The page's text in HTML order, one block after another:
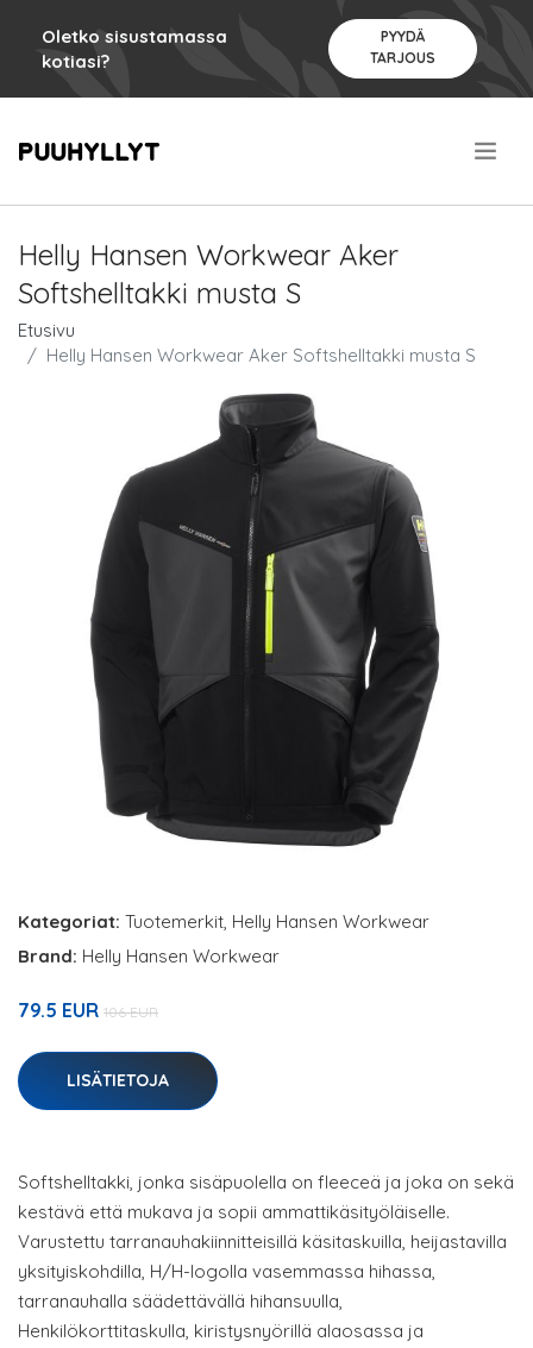
Oletko sisustamassa
kotiasi?
PYYDÄ
TARJOUS
Helly Hansen Workwear Aker
Softshelltakki musta S
Etusivu
Helly Hansen Workwear Aker Softshelltakki musta S
Kategoriat: Tuotemerkit, Helly Hansen Workwear
Brand: Helly Hansen Workwear
79.5 EUR 106 EUR
LISÄTIETOJA
Softshelltakki, jonka sisäpuolella on fleeceä ja joka on sekä
kestävä että mukava ja sopii ammattikäsityöläiselle.
Varustettu tarranauhakiinnitteisillä käsitaskuilla, heijastavilla
yksityiskohdilla, H/H-logolla vasemmassa hihassa,
tarranauhalla säädettävällä hihansuulla,
Henkilökorttitaskulla, kiristysnyörillä alaosassa ja